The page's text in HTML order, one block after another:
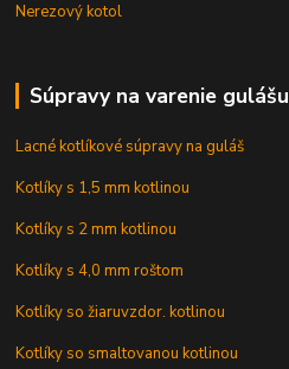
Nerezový kotol
Súpravy na varenie gulášu
Lacné kotlíkové súpravy na guláš
Kotlíky s 1,5 mm kotlinou
Kotlíky s 2 mm kotlinou
Kotlíky s 4,0 mm roštom
Kotlíky so žiaruvzdor. kotlinou
Kotlíky so smaltovanou kotlinou